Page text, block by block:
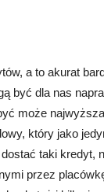
a to akurat
być dla nas
może
który jako
taki kredyt,
przez